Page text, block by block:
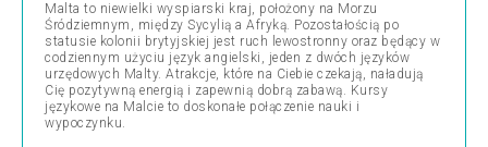
Malta to niewielki wyspiarski kraj, położony na Morzu
Śródziemnym, między Sycylią a Afryką. Pozostałością po
statusie kolonii brytyjskiej jest ruch lewostronny oraz będący w
codziennym użyciu język angielski, jeden z dwóch języków
urzędowych Malty. Atrakcje, które na Ciebie czekają, naładują
Cię pozytywną energią i zapewnią dobrą zabawą. Kursy
językowe na Malcie to doskonałe połączenie nauki i
wypoczynku.